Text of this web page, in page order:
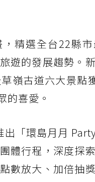
精選全台22縣
遊的發展趨勢。
嶺古道六大景點
的喜愛。
「環島月月
體行程，深度探
數放大、加倍抽